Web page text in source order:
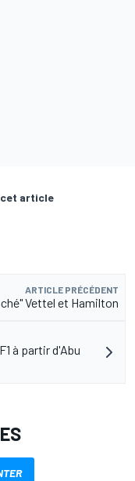
article
ARTICLE PRÉCÉDENT
Vettel et Hamilton
à partir d'Abu